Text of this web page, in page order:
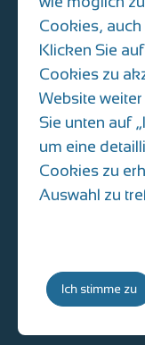
Anfahrt
Disclaimer &
Cookies,
Klicken Sie
Cookies zu
Website
Sie unten auf
um eine
Cookies zu
Auswahl zu
Ich stimme zu